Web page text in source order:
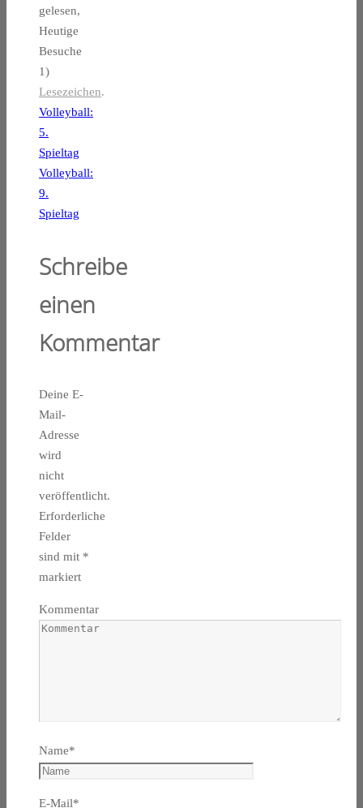
gelesen,
Heutige
Besuche
1)
Lesezeichen.
Volleyball:
5.
Spieltag
Volleyball:
9.
Spieltag
Schreibe
einen
Kommentar
Deine E-
Mail-
Adresse
wird
nicht
veröffentlicht.
Erforderliche
Felder
sind mit *
markiert
Kommentar
Name*
E-Mail*